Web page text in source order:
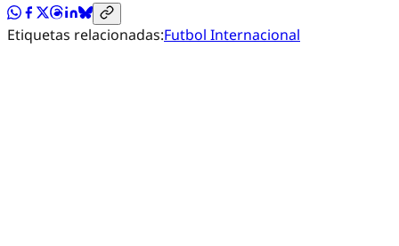
Etiquetas relacionadas:Futbol Internacional